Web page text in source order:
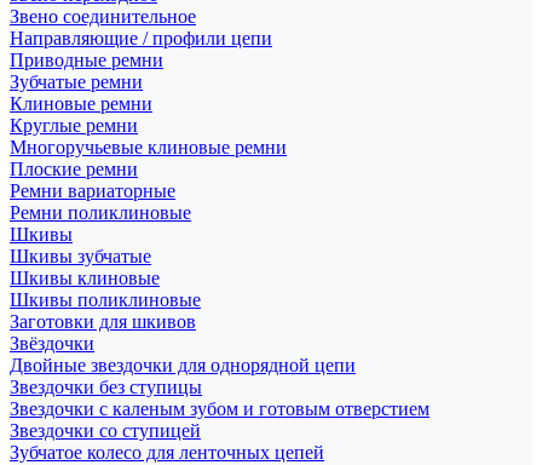
Звено соединительное
Направляющие / профили цепи
Приводные ремни
Зубчатые ремни
Клиновые ремни
Круглые ремни
Многоручьевые клиновые ремни
Плоские ремни
Ремни вариаторные
Ремни поликлиновые
Шкивы
Шкивы зубчатые
Шкивы клиновые
Шкивы поликлиновые
Заготовки для шкивов
Звёздочки
Двойные звездочки для однорядной цепи
Звездочки без ступицы
Звездочки с каленым зубом и готовым отверстием
Звездочки со ступицей
Зубчатое колесо для ленточных цепей